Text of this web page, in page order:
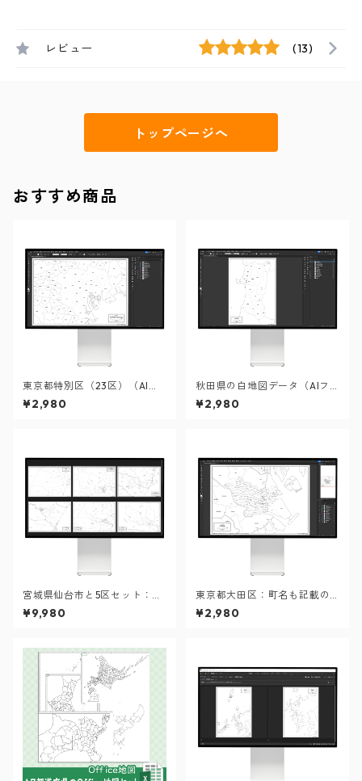
レビュー (13)
トップページへ
おすすめ商品
東京都特別区（23区）（AIフ
ァイル）
¥2,980
秋田県の白地図データ（AIフ
ァイル）
¥2,980
宮城県仙台市と5区セット：町
名も記載の地図データ（PD
F・Aiファイル）
¥9,980
東京都大田区：町名も記載の
地図データ（PDF・Aiファイ
ル）
¥2,980